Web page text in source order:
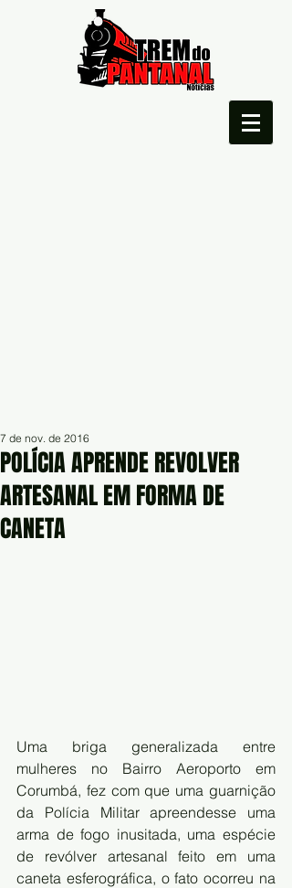
POLÍCIA APRENDE REVOLVER
ARTESANAL EM FORMA DE
CANETA
7 de nov. de 2016
Uma briga generalizada entre
mulheres no Bairro Aeroporto em
Corumbá, fez com que uma guarnição
da Polícia Militar apreendesse uma
arma de fogo inusitada, uma espécie
de revólver artesanal feito em uma
caneta esferográfica, o fato ocorreu na